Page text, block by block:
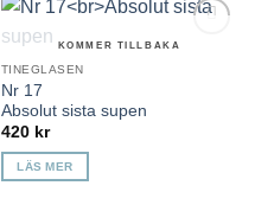
Lägg till i
KOMMER TILLBAKA
TINEGLASEN
Nr 17
Absolut sista supen
420 kr
LÄS MER